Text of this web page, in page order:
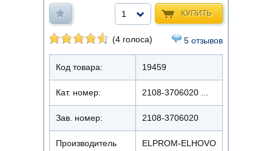
КУПИТЬ
1
(4 голоса) 5 отзывов
Код товара: 19459
Кат. номер: 2108-3706020 ...
Зав. номер: 2108-3706020
Производитель ELPROM-ELHOVO